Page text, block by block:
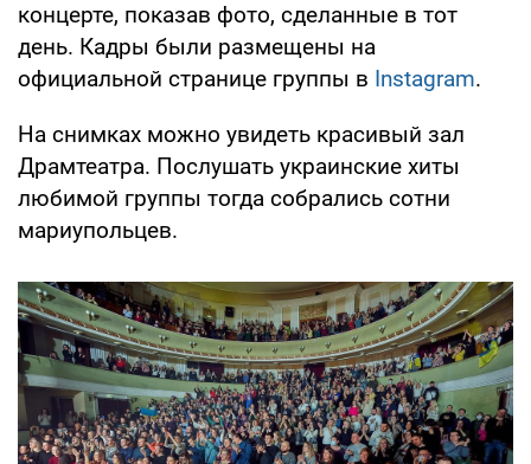
концерте, показав фото, сделанные в тот
день. Кадры были размещены на
официальной странице группы в Instagram.
На снимках можно увидеть красивый зал
Драмтеатра. Послушать украинские хиты
любимой группы тогда собрались сотни
мариупольцев.